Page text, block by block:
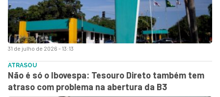
31 de julho de 2026 - 13:13
ATRASOU
Não é só o Ibovespa: Tesouro Direto também tem
atraso com problema na abertura da B3